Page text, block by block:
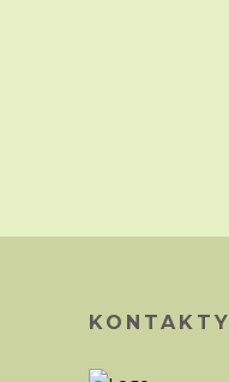
KONTAKTY